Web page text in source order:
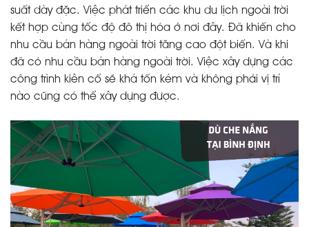
suất dày đặc. Việc phát triển các khu du lịch ngoài trời
kết hợp cùng tốc độ đô thị hóa ở nơi đây. Đã khiến cho
nhu cầu bán hàng ngoài trời tăng cao đột biến. Và khi
đã có nhu cầu bán hàng ngoài trời. Việc xây dựng các
công trình kiên cố sẽ khá tốn kém và không phải vị trí
nào cũng có thể xây dựng được.